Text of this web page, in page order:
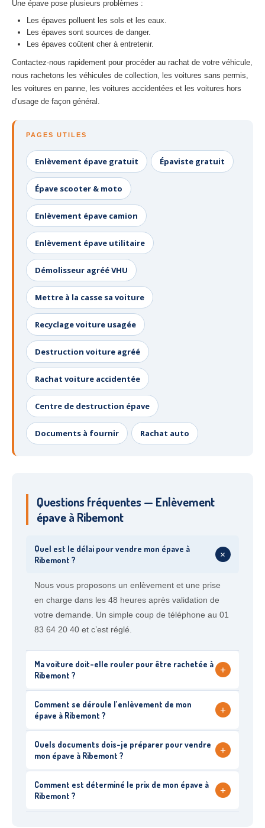
Une épave pose plusieurs problèmes :
Les épaves polluent les sols et les eaux.
Les épaves sont sources de danger.
Les épaves coûtent cher à entretenir.
Contactez-nous rapidement pour procéder au rachat de votre véhicule,
nous rachetons les véhicules de collection, les voitures sans permis,
les voitures en panne, les voitures accidentées et les voitures hors
d’usage de façon général.
PAGES UTILES
Enlèvement épave gratuit Épaviste gratuit
Épave scooter & moto
Enlèvement épave camion
Enlèvement épave utilitaire
Démolisseur agréé VHU
Mettre à la casse sa voiture
Recyclage voiture usagée
Destruction voiture agréé
Rachat voiture accidentée
Centre de destruction épave
Documents à fournir Rachat auto
Questions fréquentes — Enlèvement
épave à Ribemont
Quel est le délai pour vendre mon épave à
Ribemont ?
+
Nous vous proposons un enlèvement et une prise
en charge dans les 48 heures après validation de
votre demande. Un simple coup de téléphone au 01
83 64 20 40 et c’est réglé.
Ma voiture doit-elle rouler pour être rachetée à
Ribemont ?
+
Comment se déroule l’enlèvement de mon
épave à Ribemont ?
+
Quels documents dois-je préparer pour vendre
mon épave à Ribemont ?
+
Comment est déterminé le prix de mon épave à
Ribemont ?
+